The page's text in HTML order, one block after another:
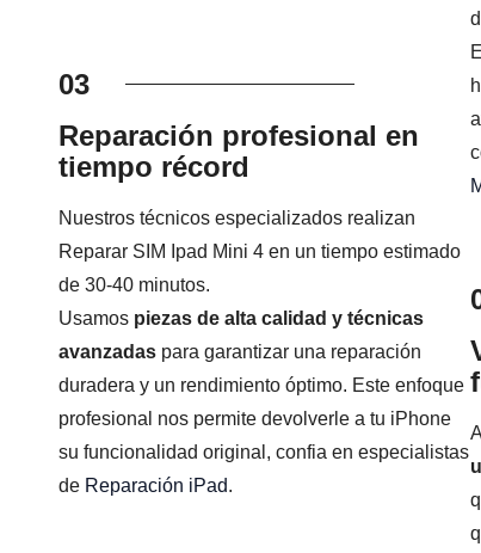
03
Reparación profesional en
tiempo récord
Nuestros técnicos especializados realizan
Reparar SIM Ipad Mini 4 en un tiempo estimado
de 30-40 minutos.
Usamos piezas de alta calidad y técnicas
avanzadaspara garantizar una reparación
duradera y un rendimiento óptimo. Este enfoque
profesional nos permite devolverle a tu iPhone
su funcionalidad original, confia en especialistas
de Reparación iPad.